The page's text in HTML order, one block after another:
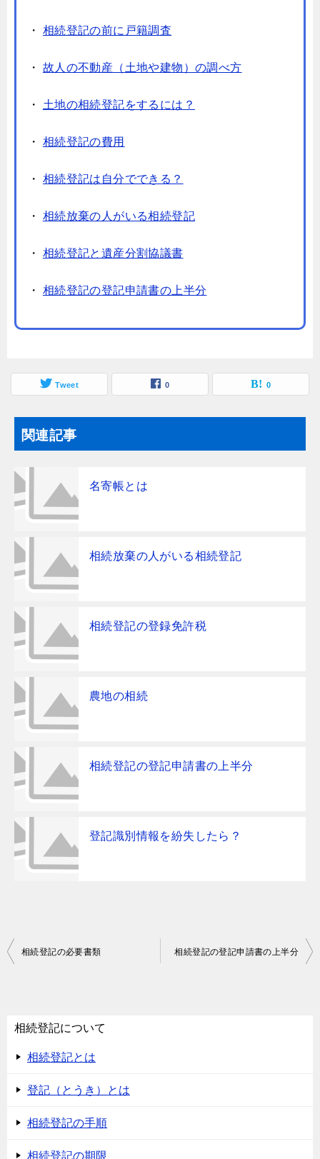
・ 相続登記の前に戸籍調査
・ 故人の不動産（土地や建物）の調べ方
・ 土地の相続登記をするには？
・ 相続登記の費用
・ 相続登記は自分でできる？
・ 相続放棄の人がいる相続登記
・ 相続登記と遺産分割協議書
・ 相続登記の登記申請書の上半分
Tweet 0 0
関連記事
名寄帳とは
相続放棄の人がいる相続登記
相続登記の登録免許税
農地の相続
相続登記の登記申請書の上半分
登記識別情報を紛失したら？
投
ー
シ
相続登記の必要書類 相続登記の登記申請書の上半分
相続登記について
相続登記とは
登記（とうき）とは
相続登記の手順
相続登記の期限